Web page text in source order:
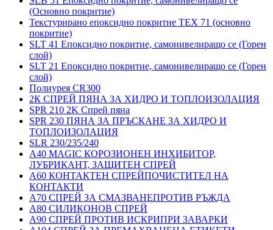
(Основно покритие)
Текстурирано епоксидно покритие TEX 71 (основно
покритие)
SLT 41 Епоксидно покритие, самонивелиращо се (Горен
слой)
SLT 21 Епоксидно покритие, самонивелиращо се (Горен
слой)
Полиурея CR300
2К СПРЕЙ ПЯНА ЗА ХИДРО И ТОПЛОИЗОЛАЦИЯ
SPR 210 2K Спрей пяна
SPR 230 ПЯНА ЗА ПРЪСКАНЕ ЗА ХИДРО И
ТОПЛОИЗОЛАЦИЯ
SLR 230/235/240
A40 MAGIC КОРОЗИОНЕН ИНХИБИТОР,
ЛУБРИКАНТ, ЗАЩИТЕН СПРЕЙ
A60 КОНТАКТЕН СПРЕЙПОЧИСТИТЕЛ НА
КОНТАКТИ
A70 СПРЕЙ ЗА СМАЗВАНЕПРОТИВ РЪЖДА
A80 СИЛИКОНОВ СПРЕЙ
A90 СПРЕЙ ПРОТИВ ИСКРИПРИ ЗАВАРКИ